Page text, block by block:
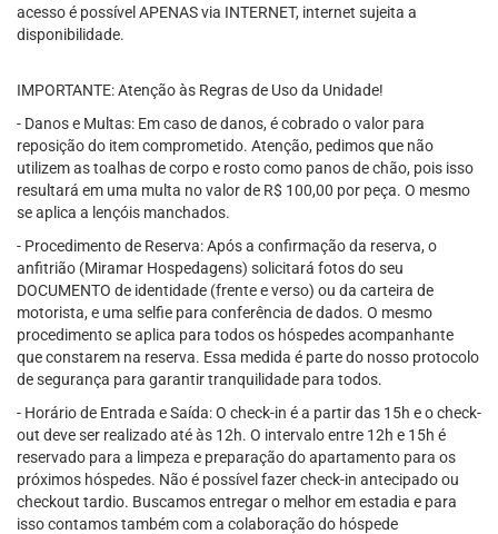
acesso é possível APENAS via INTERNET, internet sujeita a
disponibilidade.
IMPORTANTE: Atenção às Regras de Uso da Unidade!
- Danos e Multas: Em caso de danos, é cobrado o valor para
reposição do item comprometido. Atenção, pedimos que não
utilizem as toalhas de corpo e rosto como panos de chão, pois isso
resultará em uma multa no valor de R$ 100,00 por peça. O mesmo
se aplica a lençóis manchados.
- Procedimento de Reserva: Após a confirmação da reserva, o
anfitrião (Miramar Hospedagens) solicitará fotos do seu
DOCUMENTO de identidade (frente e verso) ou da carteira de
motorista, e uma selfie para conferência de dados. O mesmo
procedimento se aplica para todos os hóspedes acompanhante
que constarem na reserva. Essa medida é parte do nosso protocolo
de segurança para garantir tranquilidade para todos.
- Horário de Entrada e Saída: O check-in é a partir das 15h e o check-
out deve ser realizado até às 12h. O intervalo entre 12h e 15h é
reservado para a limpeza e preparação do apartamento para os
próximos hóspedes. Não é possível fazer check-in antecipado ou
checkout tardio. Buscamos entregar o melhor em estadia e para
isso contamos também com a colaboração do hóspede